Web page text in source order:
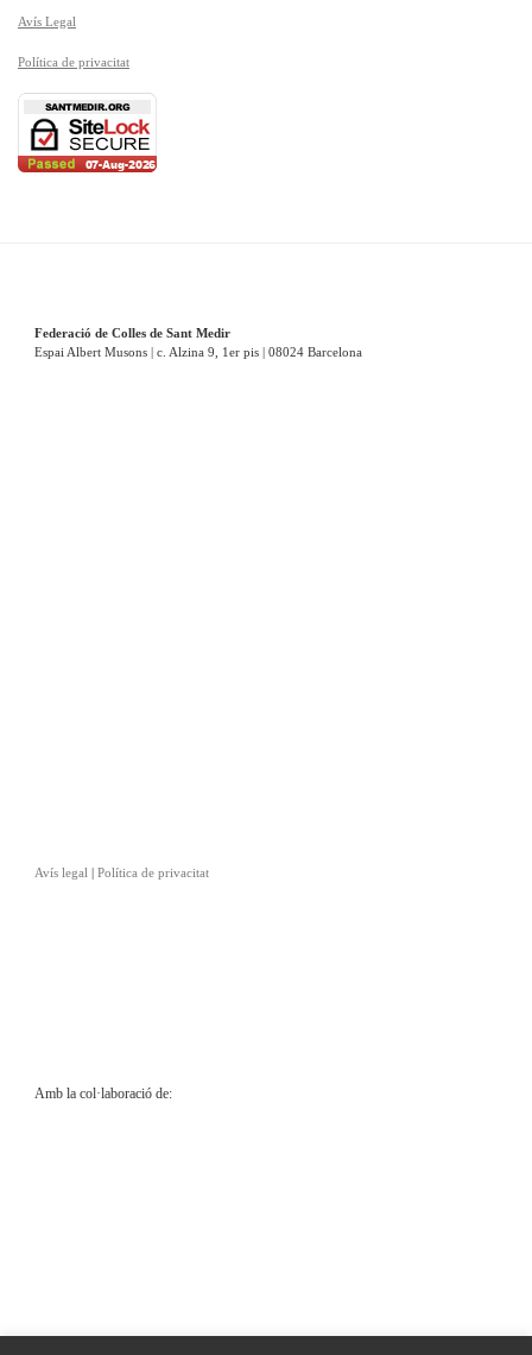
Avís Legal
Política de privacitat
Federació de Colles de Sant Medir
Espai Albert Musons | c. Alzina 9, 1er pis | 08024 Barcelona
Avís legal | Política de privacitat
Amb la col·laboració de: